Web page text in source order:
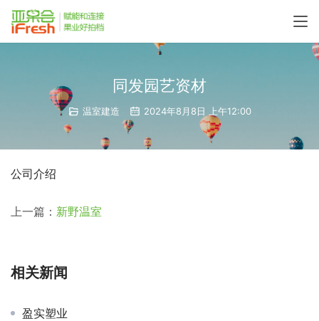
同发园艺资材
温室建造 2024年8月8日 上午12:00
公司介绍
上一篇： 新野温室
相关新闻
盈实塑业